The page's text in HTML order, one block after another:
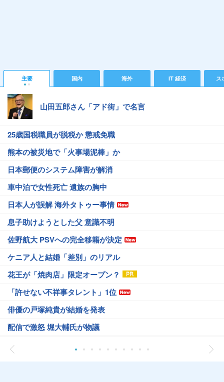
主要 国内 海外 IT 経済 ス
山田五郎さん「アド街」で名言
25歳国税職員が脱税か 懲戒免職
熊本の被災地で「火事場泥棒」か
日本郵便のシステム障害が解消
車中泊で女性死亡 遺族の胸中
日本人が誤解 海外タトゥー事情
息子助けようとした父 意識不明
佐野航大 PSVへの完全移籍が決定
ケニア人と結婚「差別」のリアル
花王が「焼肉店」限定オープン？
「許せない不祥事タレント」1位
俳優の戸塚純貴が結婚を発表
配信で激怒 堀大輔氏が物議